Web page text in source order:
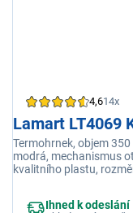
4,614x
Lamart LT4069
Termohrnek, objem
modrá, mechanismus
kvalitního plastu,
Ihned k odeslání